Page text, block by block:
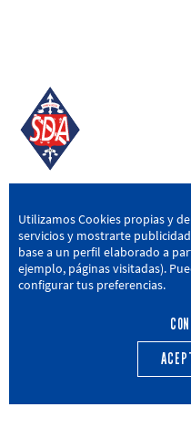
SD AMOREBIETA
San Miguel Kalea, 16,
946 604 751 |
CANTERA
Utilizamos Cookies propias y
servicios y mostrarte
base a un perfil elaborado a
ejemplo, páginas visitadas).
configurar tus preferencias.